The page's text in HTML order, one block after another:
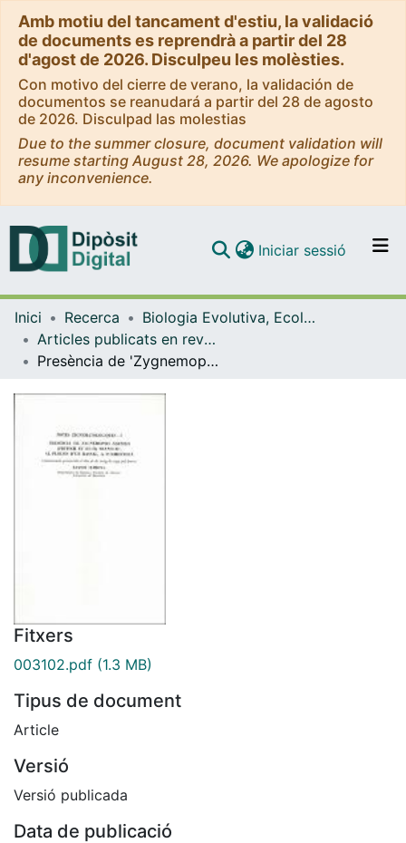
Amb motiu del tancament d'estiu, la validació
de documents es reprendrà a partir del 28
d'agost de 2026. Disculpeu les molèsties.
Con motivo del cierre de verano, la validación de
documentos se reanudará a partir del 28 de agosto
de 2026. Disculpad las molestias
Due to the summer closure, document validation will
resume starting August 28, 2026. We apologize for
any inconvenience.
Navega per tot el DD
Iniciar sessió (current)
Inici Recerca
Biologia Evolutiva, Ecologia i Ciències Ambientals
Articles publicats en revistes (Biologia Evolutiva, Ecologia i Ciències Ambientals)
Presència de 'Zygnemopsis fertilis' (Fritsch et Rich) Transeau, al plòcon d'un bassal, a Formentera
Fitxers
003102.pdf (1.3 MB)
Tipus de document
Article
Versió
Versió publicada
Data de publicació